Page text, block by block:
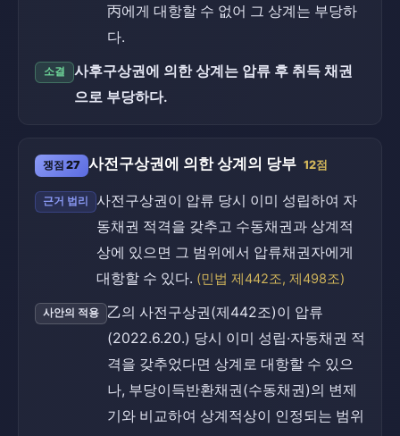
丙에게 대항할 수 없어 그 상계는 부당하
다.
소결
사후구상권에 의한 상계는 압류 후 취득 채권
으로 부당하다.
쟁점 27 사전구상권에 의한 상계의 당부 12점
근거 법리
사전구상권이 압류 당시 이미 성립하여 자
동채권 적격을 갖추고 수동채권과 상계적
상에 있으면 그 범위에서 압류채권자에게
대항할 수 있다. (민법 제442조, 제498조)
사안의 적용
乙의 사전구상권(제442조)이 압류
(2022.6.20.) 당시 이미 성립·자동채권 적
격을 갖추었다면 상계로 대항할 수 있으
나, 부당이득반환채권(수동채권)의 변제
기와 비교하여 상계적상이 인정되는 범위